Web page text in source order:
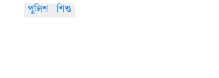
পুলিশ শিশু